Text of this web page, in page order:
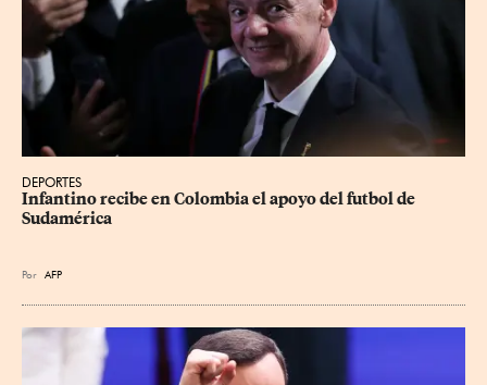
DEPORTES
Infantino recibe en Colombia el apoyo del futbol de
Sudamérica
Por AFP